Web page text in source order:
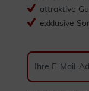
attraktive
exklusive